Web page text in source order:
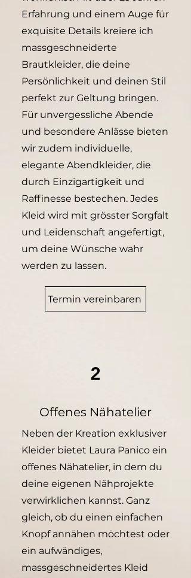
Erfahrung und einem Auge für
exquisite Details kreiere ich
massgeschneiderte
Brautkleider, die deine
Persönlichkeit und deinen Stil
perfekt zur Geltung bringen.
Für unvergessliche Abende
und besondere Anlässe bieten
wir zudem individuelle,
elegante Abendkleider, die
durch Einzigartigkeit und
Raffinesse bestechen. Jedes
Kleid wird mit grösster Sorgfalt
und Leidenschaft angefertigt,
um deine Wünsche wahr
werden zu lassen.
Termin vereinbaren
2
Offenes Nähatelier
Neben der Kreation exklusiver
Kleider bietet Laura Panico ein
offenes Nähatelier, in dem du
deine eigenen Nähprojekte
verwirklichen kannst. Ganz
gleich, ob du einen einfachen
Knopf annähen möchtest oder
ein aufwändiges,
massgeschneidertes Kleid